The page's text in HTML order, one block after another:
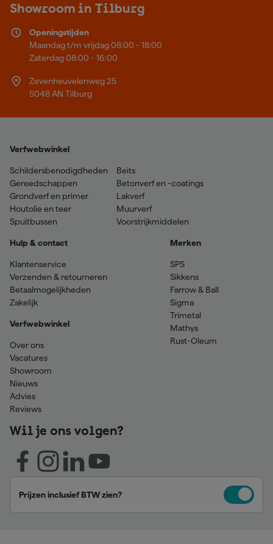
Showroom in Tilburg
Openingstijden
Maandag t/m vrijdag 08:00 - 18:00
Zaterdag 08:00 - 16:00
Zevenheuvelenweg 25
5048 AN Tilburg
Verfwebwinkel
Schildersbenodigdheden
Gereedschappen
Grondverf en primer
Houtolie en teer
Spuitbussen
Beits
Betonverf en -coatings
Lakverf
Muurverf
Voorstrijkmiddelen
Hulp & contact
Klantenservice
Verzenden & retourneren
Betaalmogelijkheden
Zakelijk
Verfwebwinkel
Over ons
Vacatures
Showroom
Nieuws
Advies
Reviews
Merken
SPS
Sikkens
Farrow & Ball
Sigma
Trimetal
Mathys
Rust-Oleum
Wil je ons volgen?
Prijzen inclusief BTW zien?